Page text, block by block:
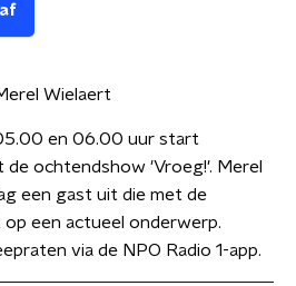
Wielaert
en 06.00 uur start
de ochtendshow 'Vroeg!'. Merel
een gast uit die met de
een actueel onderwerp.
via de NPO Radio 1-app.